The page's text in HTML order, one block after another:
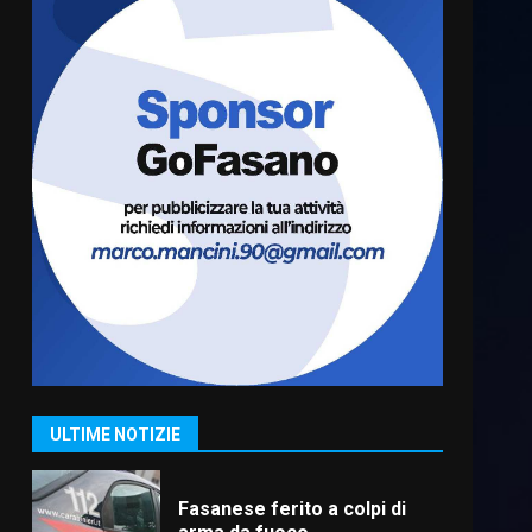
ULTIME NOTIZIE
6 Agosto 2026 06:20
La magia del Minareto e la
prima assoluta de “L’Albergo
Belvedere. Il rapimento”
6 Agosto 2026 06:15
7
Serie D, l’Us Fasano è
escluso dal campionato
5 Agosto 2026 17:30
1
US Fasano, Scianaro:
“Profonda amarezza per
esclusione dal campionato di
Fasanese ferito a colpi di